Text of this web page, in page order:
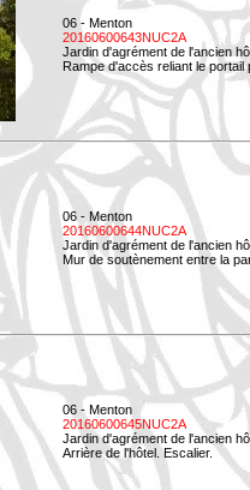
06 - Menton
20160600643NUC2A
Jardin d'agrément de l'ancien
Rampe d'accès reliant le
06 - Menton
20160600644NUC2A
Jardin d'agrément de l'ancien
Mur de soutènement entre la
06 - Menton
20160600645NUC2A
Jardin d'agrément de l'ancien
Arrière de l'hôtel. Escalier.